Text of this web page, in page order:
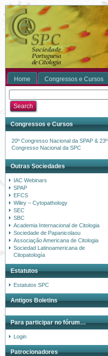
Home Congressos e Cursos
Congressos e Cursos
20º Congresso Nacional da SPAP & 23º
Congresso Nacional da SPC
Outras Sociedades
IAC Webinars
SPAP
EFCS
Wiley – Cytopathology
SEC
SBC
Academia Internacional de Citologia
Sociedade de Papanicolaou
Associação Americana de Citologia
Sociedad Latinoamericana de
Citopatología
Estatutos
Estatutos SPC
Antigos Boletins
Para participar no fórum…
Login
Patrocionadores